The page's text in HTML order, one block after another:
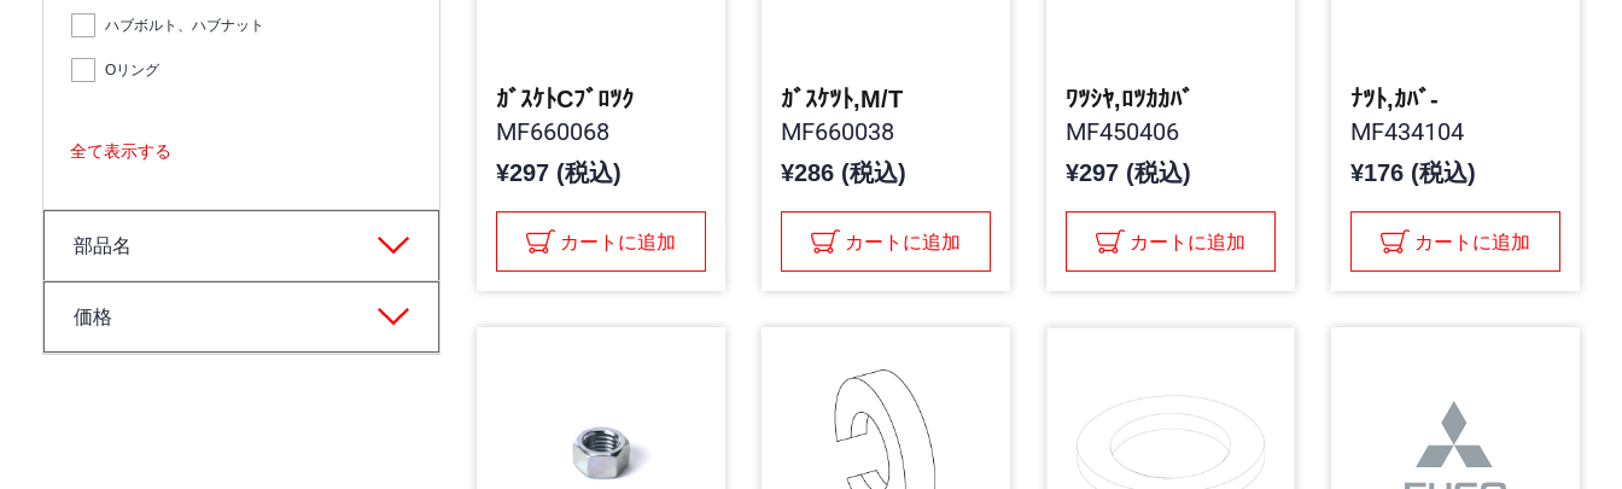
ハブボルト、ハブナット
Oリング
全て表示する
部品名
価格
ｶﾞｽｹﾄCﾌﾞﾛﾂｸ
MF660068
¥297 (税込)
カートに追加
ｶﾞｽｹﾂﾄ,M/T
MF660038
¥286 (税込)
カートに追加
ﾜﾂｼﾔ,ﾛﾂｶｶﾊﾞ
MF450406
¥297 (税込)
カートに追加
ﾅﾂﾄ,ｶﾊﾞ-
MF434104
¥176 (税込)
カートに追加